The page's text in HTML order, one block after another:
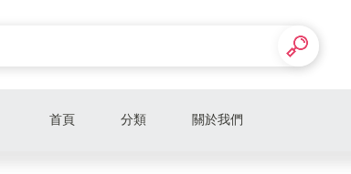
首頁 分類 關於我們